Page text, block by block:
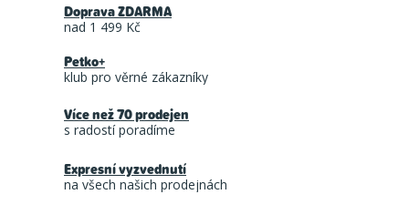
a
r
v
Doprava ZDARMA
nad 1 499 Kč
Petko+
klub pro věrné zákazníky
Více než 70 prodejen
s radostí poradíme
Expresní vyzvednutí
na všech našich prodejnách